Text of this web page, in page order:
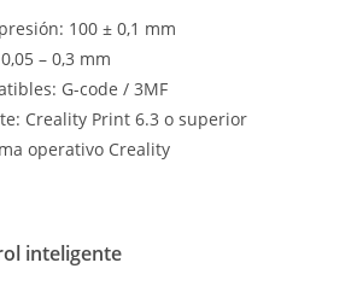
100 ± 0,1 mm
– 0,3 mm
G-code / 3MF
Creality Print 6.3 o superior
operativo Creality
inteligente